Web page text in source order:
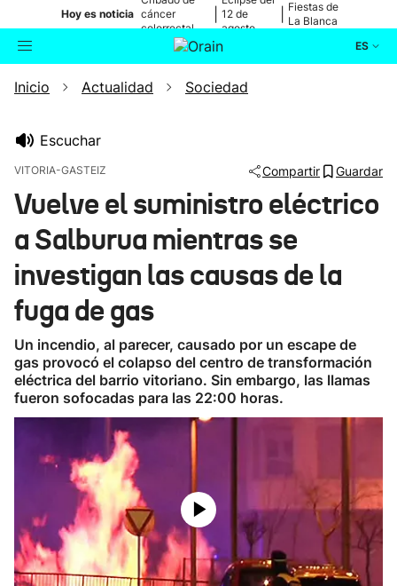
Hoy es noticia cáncer
colorrectal
12 de
agosto
Fiestas de
La Blanca
ES
Buscador Actualidad
Ikusmiran
Eguraldia
Inicio Actualidad Sociedad
Escuchar
VITORIA-GASTEIZ Compartir Guardar
Vuelve el suministro eléctrico
a Salburua mientras se
investigan las causas de la
fuga de gas
Un incendio, al parecer, causado por un escape de
gas provocó el colapso del centro de transformación
eléctrica del barrio vitoriano. Sin embargo, las llamas
fueron sofocadas para las 22:00 horas.